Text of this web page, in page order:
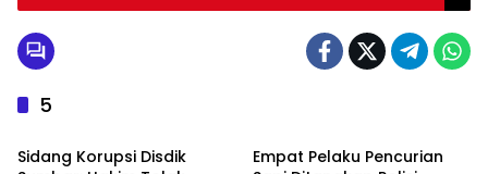
5
HUKUM DAN KRIMINAL
Sidang Korupsi Disdik
Empat Pelaku Pencurian